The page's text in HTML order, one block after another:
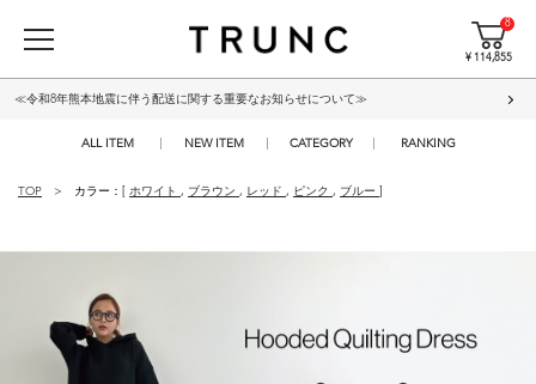
8
¥ 114,855
≪令和8年熊本地震に伴う配送に関する重要なお知らせについて≫
ALL ITEM NEW ITEM CATEGORY RANKING
TOP カラー：[ ホワイト , ブラウン , レッド , ピンク , ブルー